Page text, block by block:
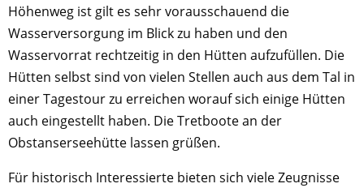
Höhenweg ist gilt es sehr vorausschauend die
Wasserversorgung im Blick zu haben und den
Wasservorrat rechtzeitig in den Hütten aufzufüllen. Die
Hütten selbst sind von vielen Stellen auch aus dem Tal in
einer Tagestour zu erreichen worauf sich einige Hütten
auch eingestellt haben. Die Tretboote an der
Obstanserseehütte lassen grüßen.
Für historisch Interessierte bieten sich viele Zeugnisse